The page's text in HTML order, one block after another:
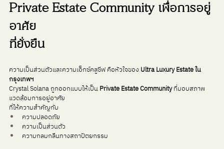
Private Estate Community เพื่อการอยู่
อาศัย
ที่ยั่งยืน
ความเป็นส่วนตัวและความเอ็กซ์คลูซีฟ คือหัวใจของ Ultra Luxury Estate ใน
กรุงเทพฯ
Crystal Solana ถูกออกแบบให้เป็น Private Estate Community ที่มอบสภาพ
แวดล้อมการอยู่อาศัย
ที่ให้ความสำคัญกับ
ความปลอดภัย
ความเป็นส่วนตัว
ความกลมกลืนทางสถาปัตยกรรม